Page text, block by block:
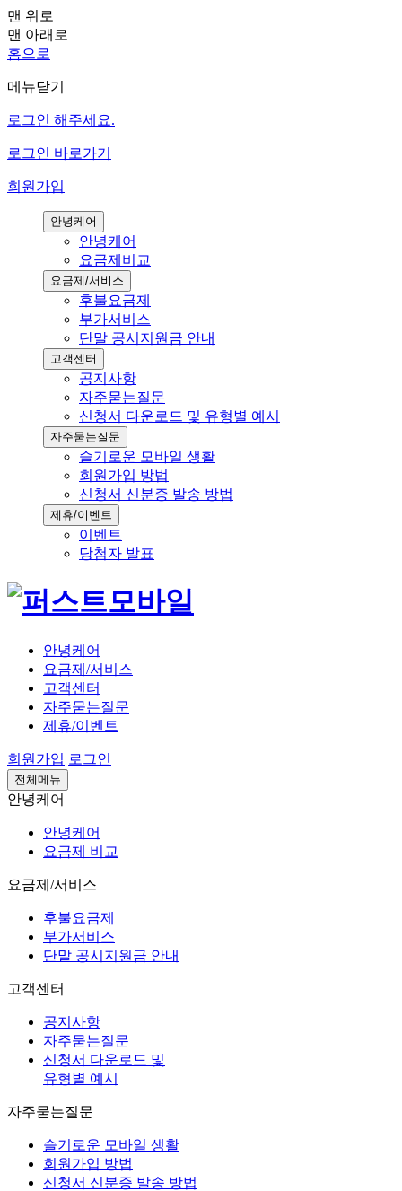
맨 위로
맨 아래로
홈으로
메뉴닫기
로그인 해주세요.
로그인 바로가기
회원가입
안녕케어
안녕케어
요금제비교
요금제/서비스
후불요금제
부가서비스
단말 공시지원금 안내
고객센터
공지사항
자주묻는질문
신청서 다운로드 및 유형별 예시
자주묻는질문
슬기로운 모바일 생활
회원가입 방법
신청서 신분증 발송 방법
제휴/이벤트
이벤트
당첨자 발표
안녕케어
요금제/서비스
고객센터
자주묻는질문
제휴/이벤트
회원가입 로그인
전체메뉴
안녕케어
안녕케어
요금제 비교
요금제/서비스
후불요금제
부가서비스
단말 공시지원금 안내
고객센터
공지사항
자주묻는질문
신청서 다운로드 및
유형별 예시
자주묻는질문
슬기로운 모바일 생활
회원가입 방법
신청서 신분증 발송 방법